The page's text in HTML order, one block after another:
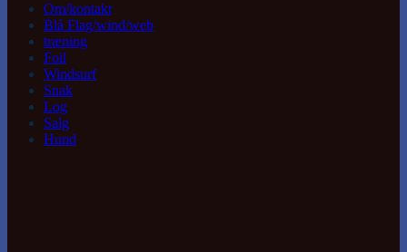
Om/kontakt
Blå Flag/wind/web
træning
Foil
Windsurf
Snak
Log
Salg
Hund